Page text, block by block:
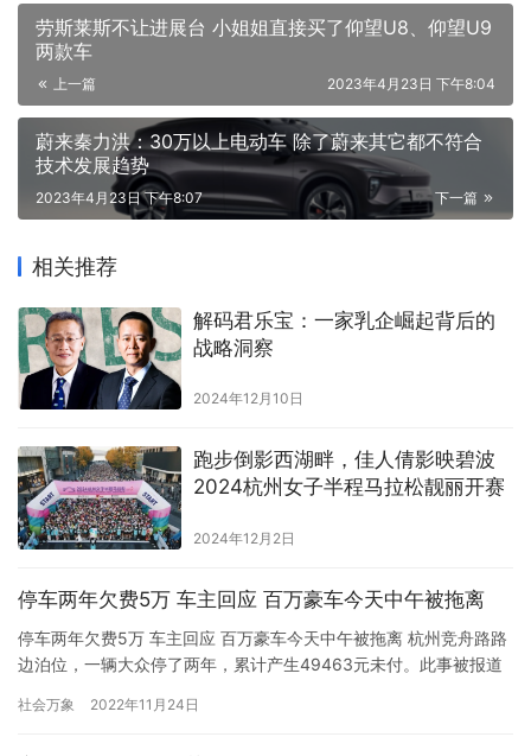
劳斯莱斯不让进展台 小姐姐直接买了仰望U8、仰望U9
两款车
上一篇 2023年4月23日 下午8:04
蔚来秦力洪：30万以上电动车 除了蔚来其它都不符合
技术发展趋势
下一篇
2023年4月23日 下午8:07
相关推荐
解码君乐宝：一家乳企崛起背后的
战略洞察
2024年12月10日
跑步倒影西湖畔，佳人倩影映碧波
2024杭州女子半程马拉松靓丽开赛
2024年12月2日
停车两年欠费5万 车主回应 百万豪车今天中午被拖离
停车两年欠费5万 车主回应 百万豪车今天中午被拖离 杭州竞舟路路
边泊位，一辆大众停了两年，累计产生49463元未付。此事被报道
自己长期不在杭州，每次回到杭州时间短，急着要离开。车子停了
社会万象 2022年11月24日